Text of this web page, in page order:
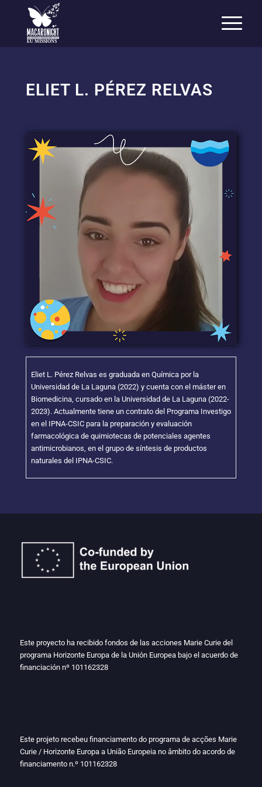
EU MISSIONS
ELIET L. PÉREZ RELVAS
Eliet L. Pérez Relvas es graduada en Química por la
Universidad de La Laguna (2022) y cuenta con el máster en
Biomedicina, cursado en la Universidad de La Laguna (2022-
2023). Actualmente tiene un contrato del Programa Investigo
en el IPNA-CSIC para la preparación y evaluación
farmacológica de quimiotecas de potenciales agentes
antimicrobianos, en el grupo de síntesis de productos
naturales del IPNA-CSIC.
Este proyecto ha recibido fondos de las acciones Marie Curie del
programa Horizonte Europa de la Unión Europea bajo el acuerdo de
financiación nº 101162328
Este projeto recebeu financiamento do programa de acções Marie
Curie / Horizonte Europa a União Europeia no âmbito do acordo de
financiamento n.º 101162328